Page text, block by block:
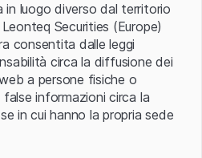
del server.
luogo diverso dal territorio
Securities (Europe)
consentita dalle leggi
circa la diffusione dei
a persone fisiche o
informazioni circa la
in cui hanno la propria sede